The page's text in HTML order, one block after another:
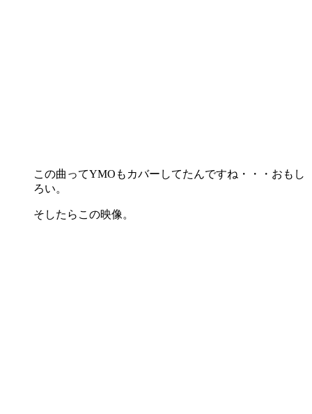
この曲ってYMOもカバーしてたんですね・・・おもし
ろい。
そしたらこの映像。